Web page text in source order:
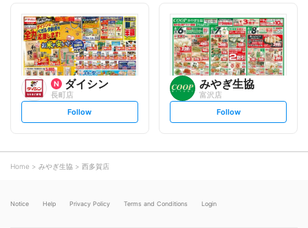
l
o
w
o
w
ダイシン
長町店
s
t
o
w
Follow
みやぎ生協
富沢店
s
t
Follow
Home みやぎ生協 西多賀店
Notice Help Privacy Policy Terms and Conditions Login